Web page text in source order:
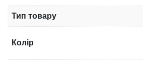
Тип товару
Колір